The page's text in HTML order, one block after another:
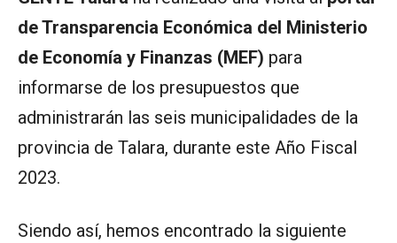
de Transparencia Económica del Ministerio
de Economía y Finanzas (MEF) para
informarse de los presupuestos que
administrarán las seis municipalidades de la
provincia de Talara, durante este Año Fiscal
2023.
Siendo así, hemos encontrado la siguiente